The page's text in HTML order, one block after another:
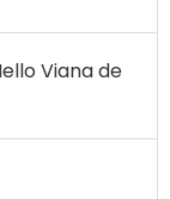
Viana de